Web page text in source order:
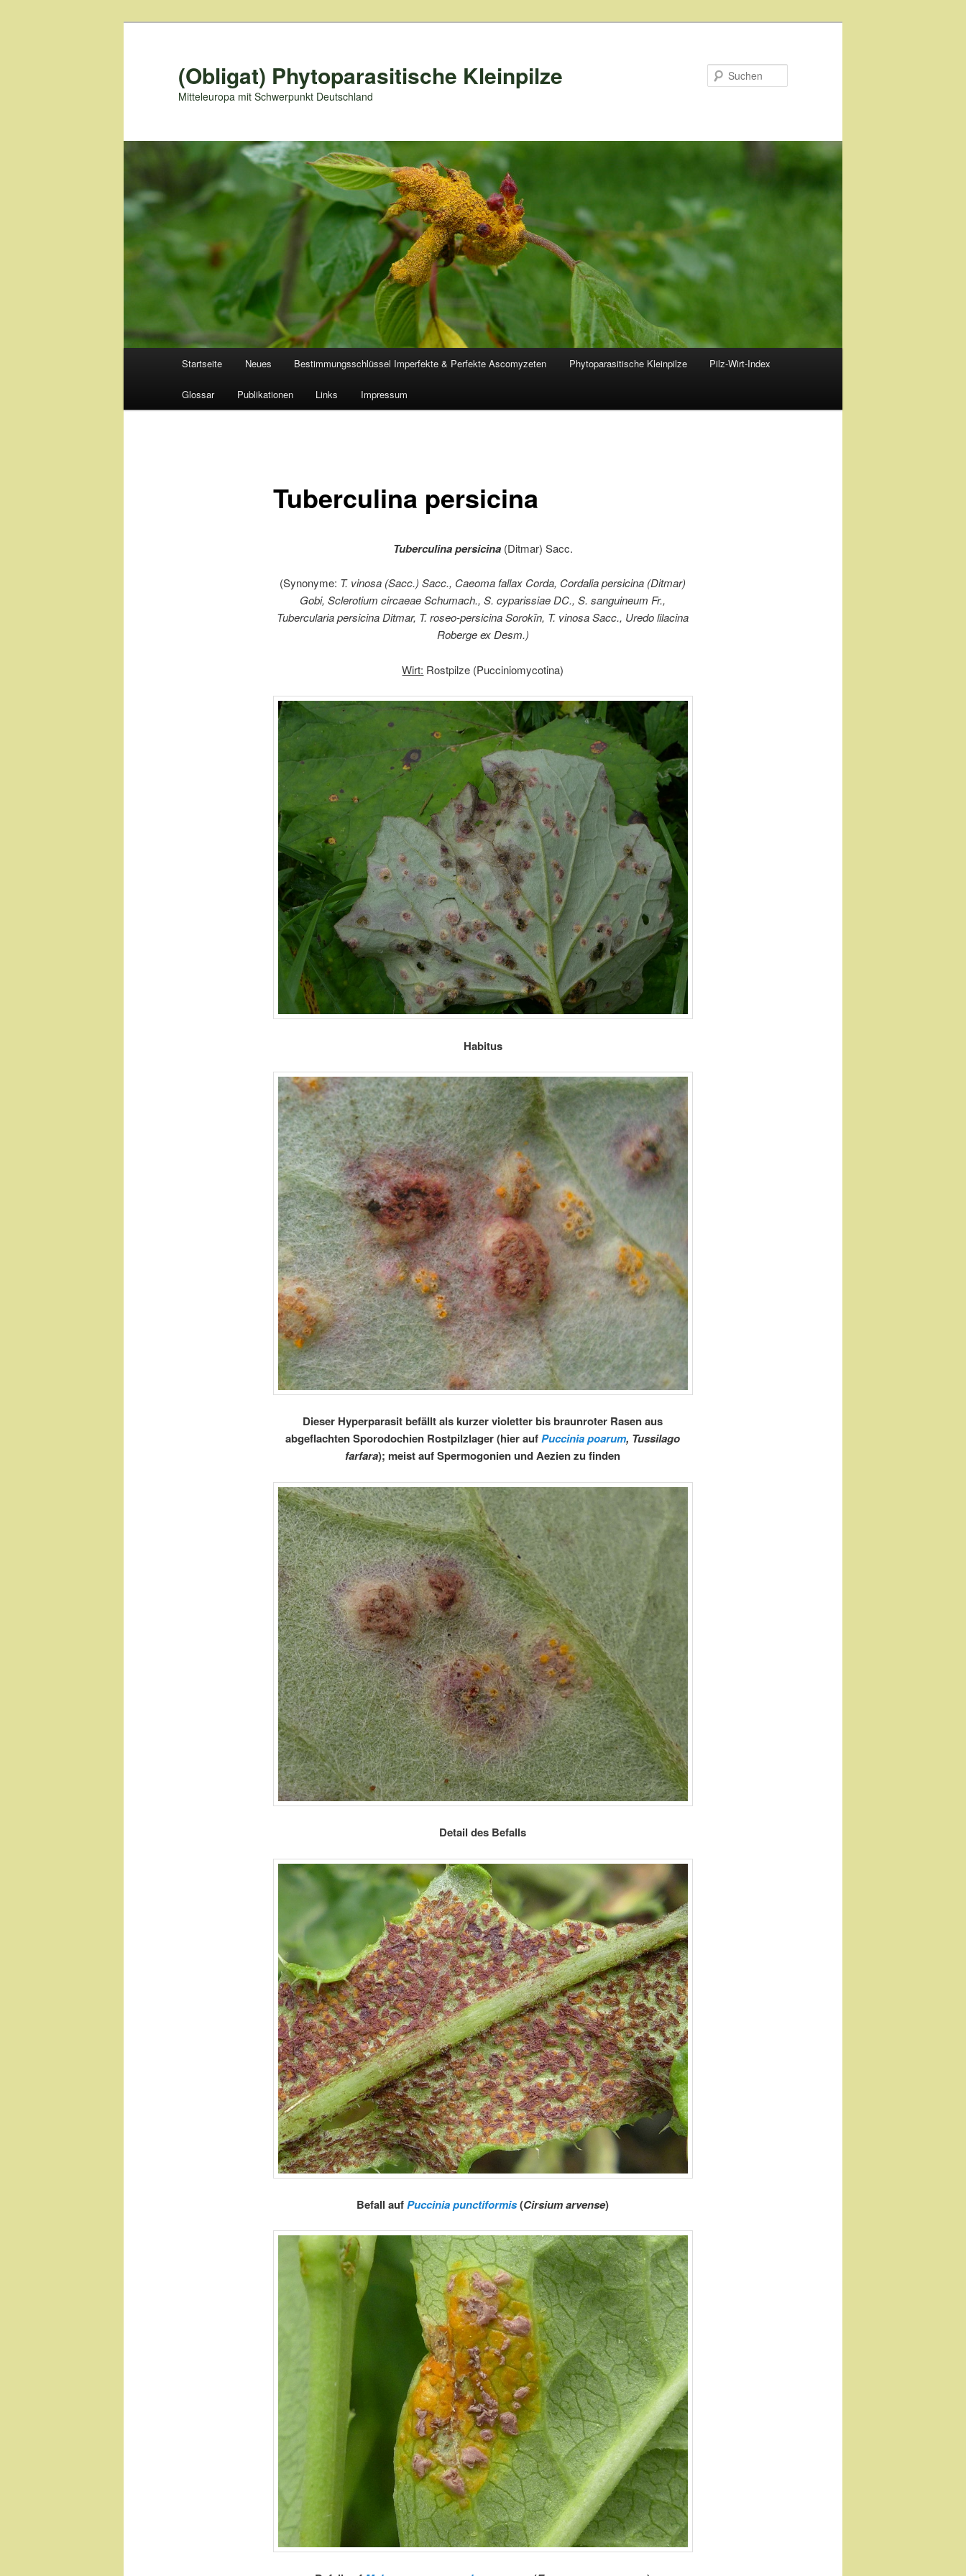
(Obligat) Phytoparasitische Kleinpilze
Mitteleuropa mit Schwerpunkt Deutschland
Startseite Neues Bestimmungsschlüssel Imperfekte & Perfekte Ascomyzeten Phytoparasitische Kleinpilze Pilz-Wirt-Index
Glossar Publikationen Links Impressum
Tuberculina persicina
Tuberculina persicina (Ditmar) Sacc.
(Synonyme: T. vinosa (Sacc.) Sacc., Caeoma fallax Corda, Cordalia persicina (Ditmar)
Gobi, Sclerotium circaeae Schumach., S. cyparissiae DC., S. sanguineum Fr.,
Tubercularia persicina Ditmar, T. roseo-persicina Sorokīn, T. vinosa Sacc., Uredo lilacina
Roberge ex Desm.)
Wirt: Rostpilze (Pucciniomycotina)
Habitus
Dieser Hyperparasit befällt als kurzer violetter bis braunroter Rasen aus
abgeflachten Sporodochien Rostpilzlager (hier aufPuccinia poarum, Tussilago
farfara); meist auf Spermogonien und Aezien zu finden
Detail des Befalls
Befall aufPuccinia punctiformis(Cirsium arvense)